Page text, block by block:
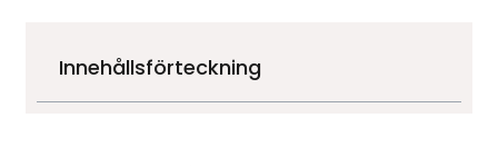
Innehållsförteckning